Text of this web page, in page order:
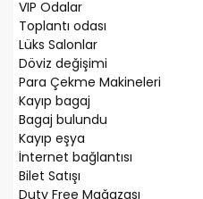
VIP Odalar
Toplantı odası
Lüks Salonlar
Döviz değişimi
Para Çekme Makineleri
Kayıp bagaj
Bagaj bulundu
Kayıp eşya
İnternet bağlantısı
Bilet Satışı
Duty Free Mağazası